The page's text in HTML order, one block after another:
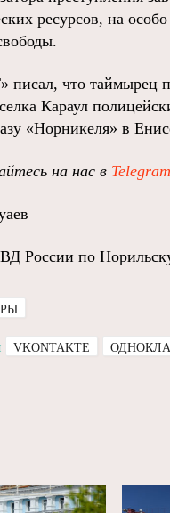
ресурсов, на
писал, что таймырец
Караул
«Норникеля» в
на нас в Telegram
России по
VKONTAKTE